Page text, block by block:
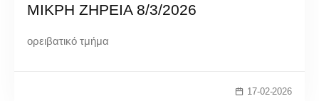
ΜΙΚΡΗ ΖΗΡΕΙΑ 8/3/2026
ορειβατικό τμήμα
17-02-2026